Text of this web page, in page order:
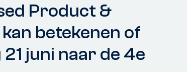
Product &
betekenen of
juni naar de 4e